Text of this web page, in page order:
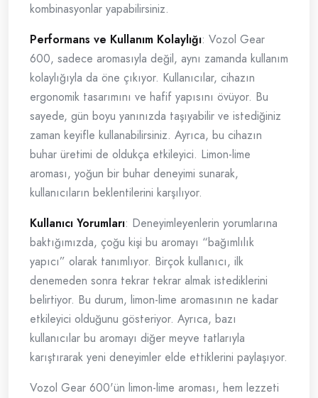
kombinasyonlar yapabilirsiniz.
Performans ve Kullanım Kolaylığı: Vozol Gear
600, sadece aromasıyla değil, aynı zamanda kullanım
kolaylığıyla da öne çıkıyor. Kullanıcılar, cihazın
ergonomik tasarımını ve hafif yapısını övüyor. Bu
sayede, gün boyu yanınızda taşıyabilir ve istediğiniz
zaman keyifle kullanabilirsiniz. Ayrıca, bu cihazın
buhar üretimi de oldukça etkileyici. Limon-lime
aroması, yoğun bir buhar deneyimi sunarak,
kullanıcıların beklentilerini karşılıyor.
Kullanıcı Yorumları: Deneyimleyenlerin yorumlarına
baktığımızda, çoğu kişi bu aromayı “bağımlılık
yapıcı” olarak tanımlıyor. Birçok kullanıcı, ilk
denemeden sonra tekrar tekrar almak istediklerini
belirtiyor. Bu durum, limon-lime aromasının ne kadar
etkileyici olduğunu gösteriyor. Ayrıca, bazı
kullanıcılar bu aromayı diğer meyve tatlarıyla
karıştırarak yeni deneyimler elde ettiklerini paylaşıyor.
Vozol Gear 600'ün limon-lime aroması, hem lezzeti